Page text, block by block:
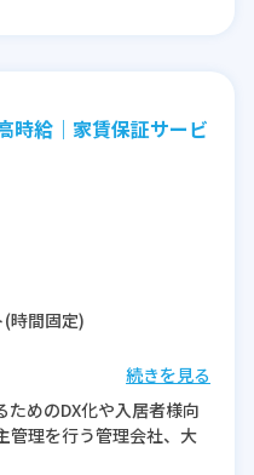
時給｜家賃保証サービ
時間固定)
続きを見る
めのDX化や入居者様向
管理を行う管理会社、大